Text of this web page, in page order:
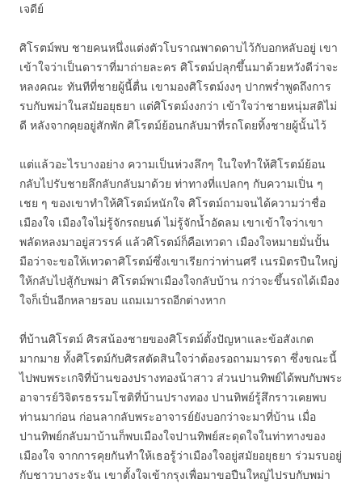
เจดีย์
ศิโรตม์พบ ชายคนหนึ่งแต่งตัวโบราณพาดดาบไว้กับอกหลับอยู่ เขา
เข้าใจว่าเป็นดาราที่มาถ่ายละคร ศิโรตม์ปลุกขึ้นมาด้วยหวังดีว่าจะ
หลงคณะ ทันทีที่ชายผู้นี้ตื่น เขามองศิโรตม์งงๆ ปากพร่ำพูดถึงการ
รบกับพม่าในสมัยอยุธยา แต่ศิโรตม์งงกว่า เข้าใจว่าชายหนุ่มสติไม่
ดี หลังจากคุยอยู่สักพัก ศิโรตม์ย้อนกลับมาที่รถโดยทิ้งชายผู้นั้นไว้
แต่แล้วอะไรบางอย่าง ความเป็นห่วงลึกๆ ในใจทำให้ศิโรตม์ย้อน
กลับไปรับชายลึกลับกลับมาด้วย ท่าทางที่แปลกๆ กับความเปิ่น ๆ
เชย ๆ ของเขาทำให้ศิโรตม์หนักใจ ศิโรตม์ถามจนได้ความว่าชื่อ
เมืองใจ เมืองใจไม่รู้จักรถยนต์ ไม่รู้จักน้ำอัดลม เขาเข้าใจว่าเขา
พลัดหลงมาอยู่สวรรค์ แล้วศิโรตม์ก็คือเทวดา เมืองใจหมายมั่นปั้น
มือว่าจะขอให้เทวดาศิโรตม์ซึ่งเขาเรียกว่าท่านศรี เนรมิตรปืนใหญ่
ให้กลับไปสู้กับพม่า ศิโรตม์พาเมืองใจกลับบ้าน กว่าจะขึ้นรถได้เมือง
ใจก็เปิ่นอีกหลายรอบ แถมเมารถอีกต่างหาก
ที่บ้านศิโรตม์ ศิรสน้องชายของศิโรตม์ตั้งปัญหาและข้อสังเกต
มากมาย ทั้งศิโรตม์กับศิรสตัดสินใจว่าต้องรอถามมารดา ซึ่งขณะนี้
ไปพบพระเกจิที่บ้านของปรางทองน้าสาว ส่วนปานทิพย์ได้พบกับพระ
อาจารย์วิจิตรธรรมโชติที่บ้านปรางทอง ปานทิพย์รู้สึกราวเคยพบ
ท่านมาก่อน ก่อนลากลับพระอาจารย์ยังบอกว่าจะมาที่บ้าน เมื่อ
ปานทิพย์กลับมาบ้านก็พบเมืองใจปานทิพย์สะดุดใจในท่าทางของ
เมืองใจ จากการคุยกันทำให้เธอรู้ว่าเมืองใจอยู่สมัยอยุธยา ร่วมรบอยู่
กับชาวบางระจัน เขาตั้งใจเข้ากรุงเพื่อมาขอปืนใหญ่ไปรบกับพม่า